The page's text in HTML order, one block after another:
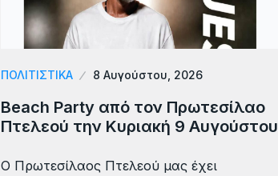
ΠΟΛΙΤΙΣΤΙΚΑ 8 Αυγούστου, 2026
Beach Party από τον Πρωτεσίλαο
Πτελεού την Κυριακή 9 Αυγούστου
Ο Πρωτεσίλαος Πτελεού μας έχει